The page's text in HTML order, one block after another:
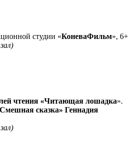
студии «КоневаФильм», 6+
чтения «Читающая лошадка».
Смешная сказка» Геннадия